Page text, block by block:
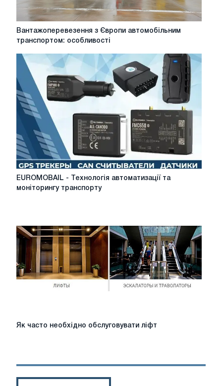
Вантажоперевезення
автомобільним
транспортом:
особливості
Вантажоперевезення з Європи автомобільним
транспортом: особливості
EUROMOBAIL
моніторингу
транспорту
EUROMOBAIL - Технологія автоматизації та
моніторингу транспорту
Як
ліфт
Як часто необхідно обслуговувати ліфт